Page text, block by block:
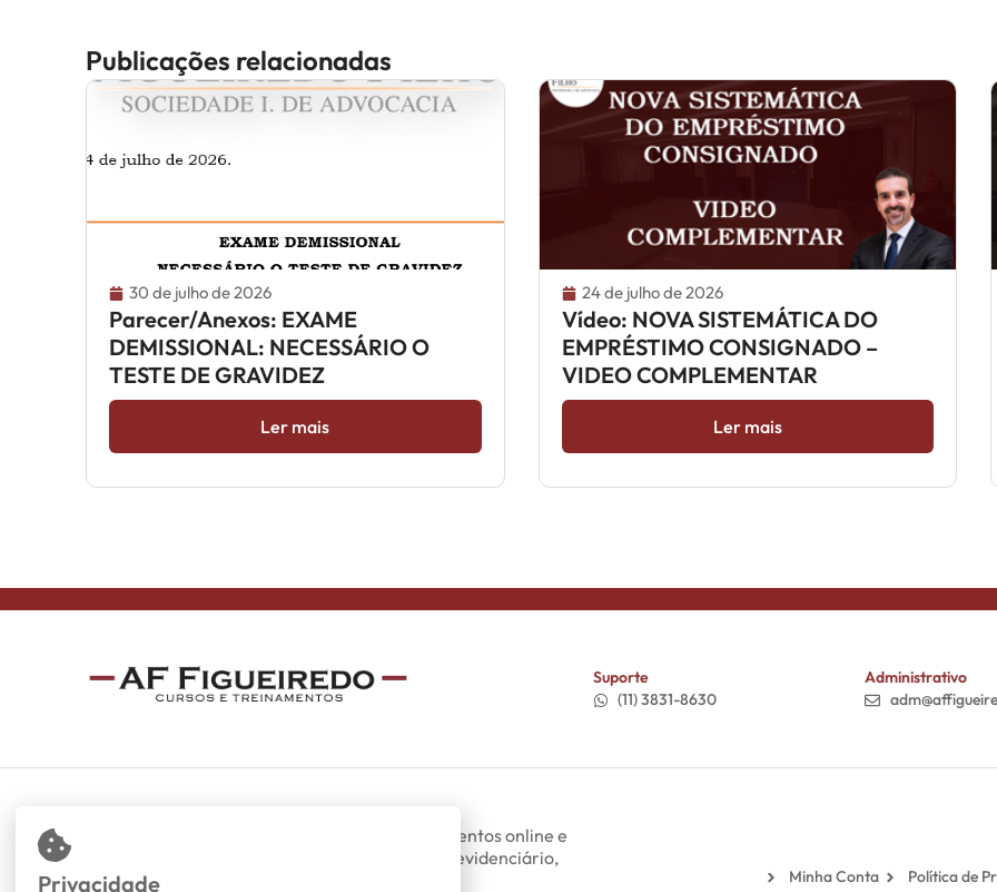
Publicações relacionadas
30 de julho de 2026
Parecer/Anexos: EXAME
DEMISSIONAL: NECESSÁRIO O
TESTE DE GRAVIDEZ
Ler mais
24 de julho de 2026
Vídeo: NOVA SISTEMÁTICA DO
EMPRÉSTIMO CONSIGNADO –
VIDEO COMPLEMENTAR
Ler mais
Suporte
(11) 3831-8630
Administrativo
Somos uma empresa especializada em treinamentos online e
presenciais nas áreas de DP, RH, trabalhista, previdenciário,
fiscal e contábil.
Minha Conta Política de
Privacidade